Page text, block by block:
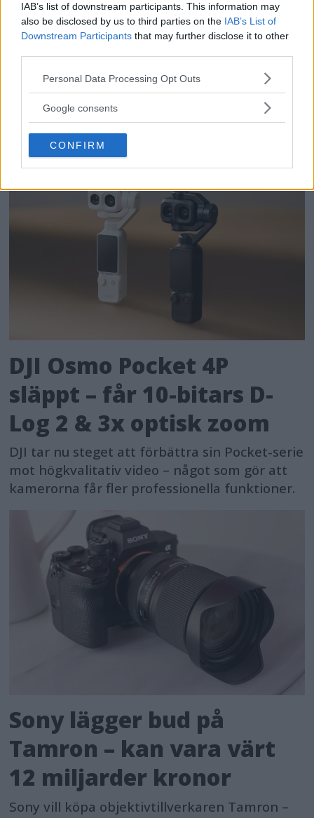
IAB’s list of downstream participants. This information may
also be disclosed by us to third parties on the IAB’s List of
Downstream Participants that may further disclose it to other
Please note that this website/app uses one or more Google
not limited to your visit or usage behaviour. You may click to
use your data for below specified purposes in below Google
consent section.
Personal Data Processing Opt Outs
Google consents
CONFIRM
Sony FE 100-400mm F5,6-8
OSS – lätt telezoom för
fågel, sport & natur
DJI Osmo Pocket 4P
släppt – får 10-bitars D-
Log 2 & 3x optisk zoom
DJI tar nu steget att förbättra sin Pocket-serie
mot högkvalitativ video – något som gör att
kamerorna får fler professionella funktioner.
Sony lägger bud på
Tamron – kan vara värt
12 miljarder kronor
Sony vill köpa objektivtillverkaren Tamron –